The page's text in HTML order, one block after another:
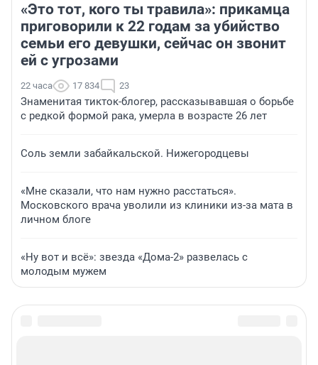
«Это тот, кого ты травила»: прикамца
приговорили к 22 годам за убийство
семьи его девушки, сейчас он звонит
ей с угрозами
22 часа 17 834 23
Знаменитая тикток-блогер, рассказывавшая о борьбе
с редкой формой рака, умерла в возрасте 26 лет
Соль земли забайкальской. Нижегородцевы
«Мне сказали, что нам нужно расстаться».
Московского врача уволили из клиники из-за мата в
личном блоге
«Ну вот и всё»: звезда «Дома-2» развелась с
молодым мужем